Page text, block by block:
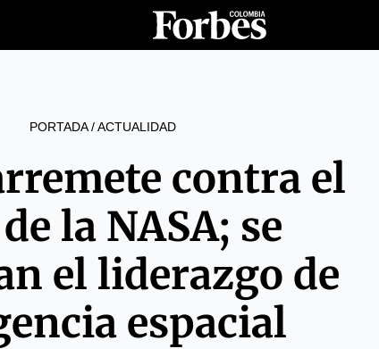
PORTADA/ACTUALIDAD
contra el
la NASA; se
el liderazgo de
espacial